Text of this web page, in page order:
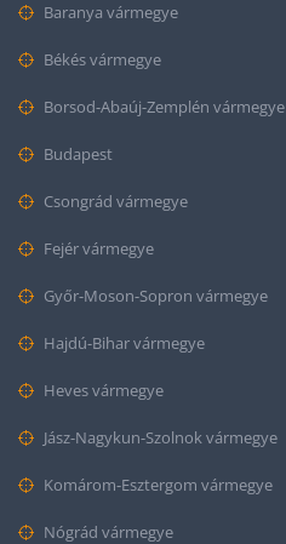
Baranya vármegye
Békés vármegye
Borsod-Abaúj-Zemplén vármegye
Budapest
Csongrád vármegye
Fejér vármegye
Győr-Moson-Sopron vármegye
Hajdú-Bihar vármegye
Heves vármegye
Jász-Nagykun-Szolnok vármegye
Komárom-Esztergom vármegye
Nógrád vármegye